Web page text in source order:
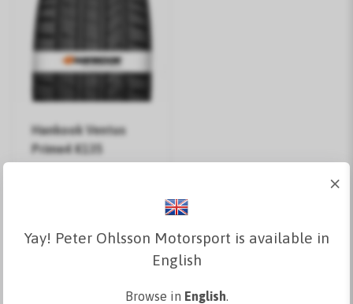
Hankook Ventus
Prime4 K135
×
Yay! Peter Ohlsson Motorsport is available in
English
Browse in English.